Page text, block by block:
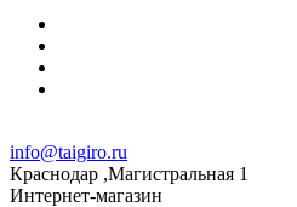
info@taigiro.ru
Краснодар ,Магистральная 1
Интернет-магазин